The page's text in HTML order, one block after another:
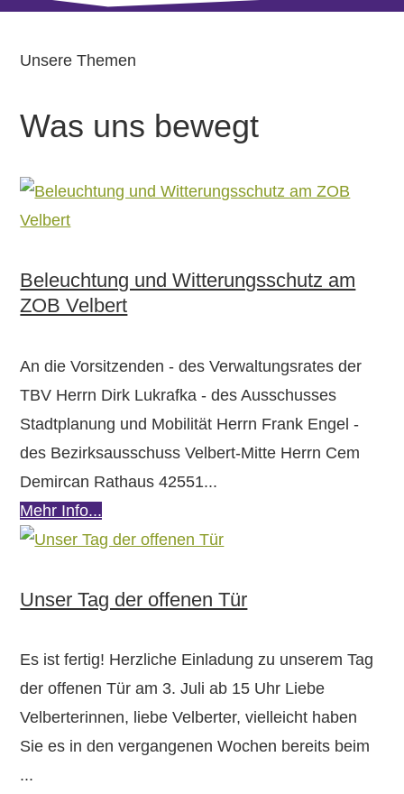
Unsere Themen
Was uns bewegt
Beleuchtung und Witterungs­schutz am
ZOB Velbert
An die Vorsitzenden - des Verwaltungsrates der
TBV Herrn Dirk Lukrafka - des Ausschusses
Stadtplanung und Mobilität Herrn Frank Engel -
des Bezirksausschuss Velbert-Mitte Herrn Cem
Demircan Rathaus 42551...
Mehr Info...
Unser Tag der offenen Tür
Es ist fertig! Herzliche Einladung zu unserem Tag
der offenen Tür am 3. Juli ab 15 Uhr Liebe
Velberterinnen, liebe Velberter, vielleicht haben
Sie es in den vergangenen Wochen bereits beim
...